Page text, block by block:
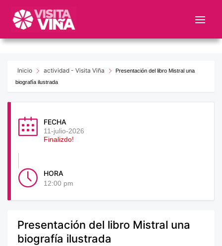
este
web
sistemaInicio actividad - Visita Viña
Presentación del libro Mistral una
biografía ilustrada
FECHA
11-julio-2026
Finalizdo!
HORA
12:00 pm
Presentación del libro Mistral una
biografía ilustrada